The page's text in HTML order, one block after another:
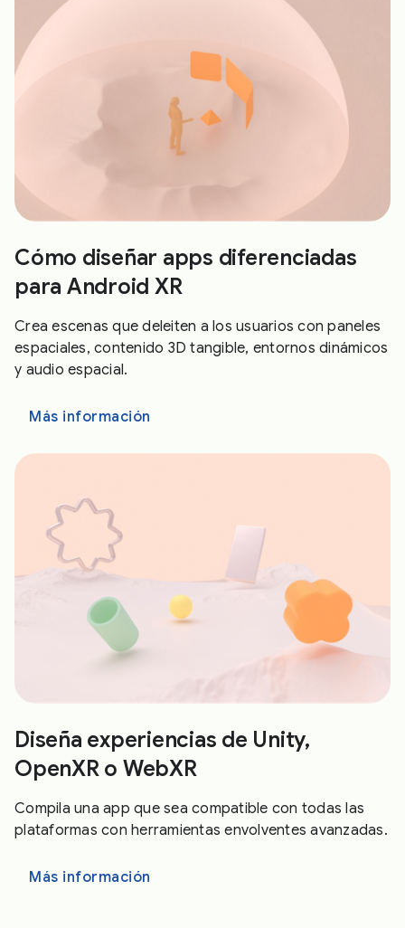
Cómo diseñar apps diferenciadas
para Android XR
Crea escenas que deleiten a los usuarios con paneles
espaciales, contenido 3D tangible, entornos dinámicos
y audio espacial.
Más información
Diseña experiencias de Unity,
OpenXR o WebXR
Compila una app que sea compatible con todas las
plataformas con herramientas envolventes avanzadas.
Más información